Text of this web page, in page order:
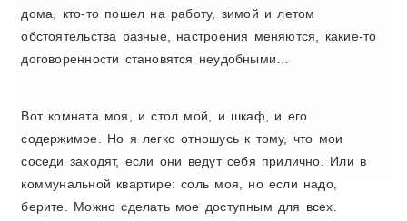
дома, кто-то пошел на работу, зимой и летом
обстоятельства разные, настроения меняются, какие-то
договоренности становятся неудобными…
Вот комната моя, и стол мой, и шкаф, и его
содержимое. Но я легко отношусь к тому, что мои
соседи заходят, если они ведут себя прилично. Или в
коммунальной квартире: соль моя, но если надо,
берите. Можно сделать мое доступным для всех.